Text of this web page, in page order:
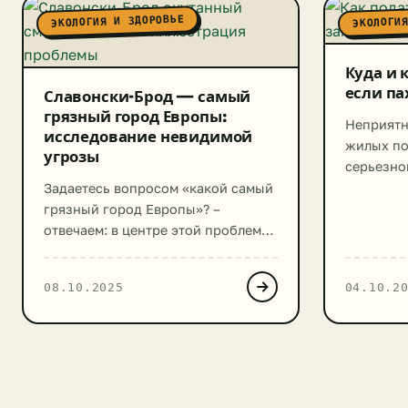
ЭКОЛОГИЯ И ЗДОРОВЬЕ
Славонски-Брод — самый
грязный город Европы:
исследование невидимой
угрозы
Задаетесь вопросом «какой самый
грязный город Европы»? –
отвечаем: в центре этой проблемы
согласно последним данным,
08.10.2025
Куда и
если
жилых
для вас
по